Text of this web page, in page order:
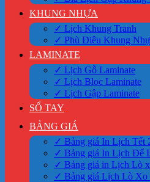
KHUNG NHỰA
✓ Lịch Khung Tranh
✓ Phù Điêu Khung
LAMINATE
✓ Lịch Gỗ Laminate
✓ Lịch Bloc Laminate
✓ Lịch Gập Laminate
SỔ TAY
BẢNG GIÁ
✓ Bảng giá In Lịch Tết
✓ Bảng giá In Lịch Để
✓ Bảng giá in Lịch Lò
✓ Bảng giá Lịch Lò Xo